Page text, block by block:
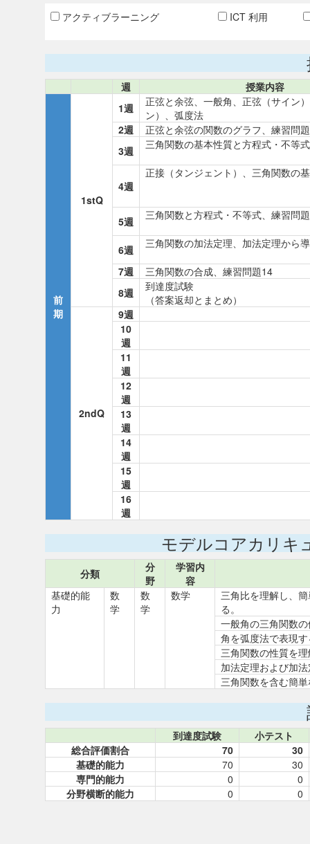
アクティブラーニング ICT 利用
週 授業内容
前
期
1stQ
1週
正弦と余弦、一般角、正弦（サイン
ン）、弧度法
2週
正弦と余弦の関数のグラフ、練習問
3週
三角関数の基本性質と方程式・不等式
4週
正接（タンジェント）、三角関数の
5週 三角関数と方程式・不等式、練習問
6週 三角関数の加法定理、加法定理から
7週
三角関数の合成、練習問題14
8週
到達度試験
（答案返却とまとめ）
2ndQ
9週
10
週
11
週
12
週
13
週
14
週
15
週
16
週
モデルコアカリキ
分類
分
野
学習内
容
基礎的能
力
数
学
数
学
数学
三角比を理解し、
る。
一般角の三角関数
角を弧度法で表現
三角関数の性質を
加法定理および加
三角関数を含む簡
到達度試験
小テスト
総合評価割合
70
30
基礎的能力
70
30
専門的能力
0
0
分野横断的能力
0 0